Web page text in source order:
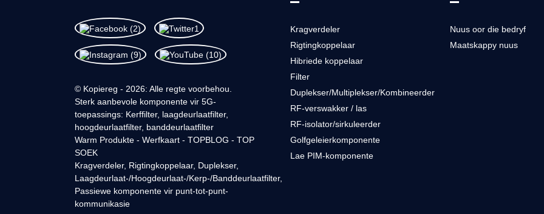
© Kopiereg - 2026: Alle regte voorbehou.
Sterk aanbevole komponente vir 5G-
toepassings: Kerffilter, laagdeurlaatfilter,
hoogdeurlaatfilter, banddeurlaatfilter
Warm Produkte- Werfkaart- TOPBLOG - TOP
SOEK
Kragverdeler, Rigtingkoppelaar, Duplekser,
Laagdeurlaat-/Hoogdeurlaat-/Kerp-/Banddeurlaatfilter,
Passiewe komponente vir punt-tot-punt-
kommunikasie
Kragverdeler
Rigtingkoppelaar
Hibriede koppelaar
Filter
Duplekser/Multiplekser/Kombineerder
RF-verswakker / las
RF-isolator/sirkuleerder
Golfgeleierkomponente
Lae PIM-komponente
Nuus oor die bedryf
Maatskappy nuus